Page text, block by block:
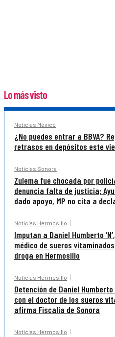
Lo más visto
Noticias México
¿No puedes entrar a BBVA?
retrasos en depósitos este
Noticias Sonora
Zulema fue chocada por
denuncia falta de justicia;
dado apoyo, MP no cita a
Noticias Hermosillo
Imputan a Daniel Humberto
médico de sueros
droga en Hermosillo
Noticias Hermosillo
Detención de Daniel
con el doctor de los sueros
afirma Fiscalía de Sonora
Noticias Hermosillo